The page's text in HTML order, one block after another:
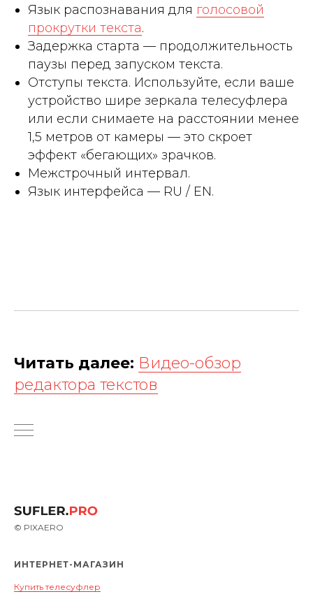
Язык распознавания для голосовой
прокрутки текста.
Задержка старта — продолжительность
паузы перед запуском текста.
Отступы текста. Используйте, если ваше
устройство шире зеркала телесуфлера
или если снимаете на расстоянии менее
1,5 метров от камеры — это скроет
эффект «бегающих» зрачков.
Межстрочный интервал.
Язык интерфейса — RU / EN.
Читать далее: Видео-обзор
редактора текстов
ИНТЕРНЕТ-МАГАЗИН
Купить телесуфлер
© PIXAERO